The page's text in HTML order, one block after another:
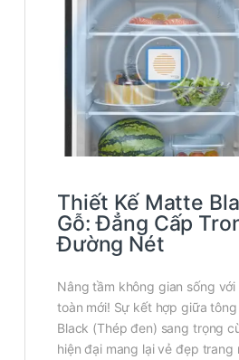
Thiết Kế Matte
Gỗ: Đẳng Cấp
Đường Nét
Nâng tầm không gian sống với
toàn mới! Sự kết hợp giữa
Black (Thép đen) sang trọng
hiện đại mang lại vẻ đẹp trang